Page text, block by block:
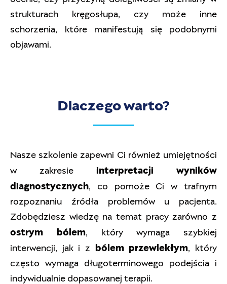
strukturach kręgosłupa, czy może inne
schorzenia, które manifestują się podobnymi
objawami.
Dlaczego warto?
Nasze szkolenie zapewni Ci również umiejętności
w zakresie interpretacji wyników
diagnostycznych, co pomoże Ci w trafnym
rozpoznaniu źródła problemów u pacjenta.
Zdobędziesz wiedzę na temat pracy zarówno z
ostrym bólem, który wymaga szybkiej
interwencji, jak i z bólem przewlekłym, który
często wymaga długoterminowego podejścia i
indywidualnie dopasowanej terapii.